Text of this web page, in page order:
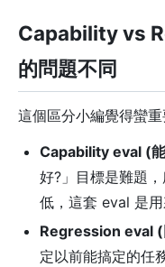
Capability vs
的問題不同
這個區分小編覺得蠻
Capability eval (
好?」目標是難題
低，這套 eval 是
Regression eval (
定以前能搞定的任